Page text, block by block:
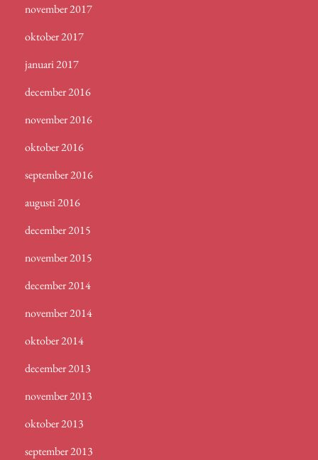
november 2017
oktober 2017
januari 2017
december 2016
november 2016
oktober 2016
september 2016
augusti 2016
december 2015
november 2015
december 2014
november 2014
oktober 2014
december 2013
november 2013
oktober 2013
september 2013